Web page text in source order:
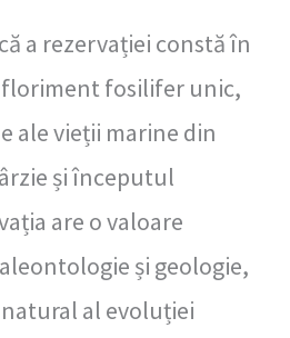
a rezervației constă în
fosilifer unic,
ale vieții marine din
și începutul
are o valoare
și geologie,
al evoluției